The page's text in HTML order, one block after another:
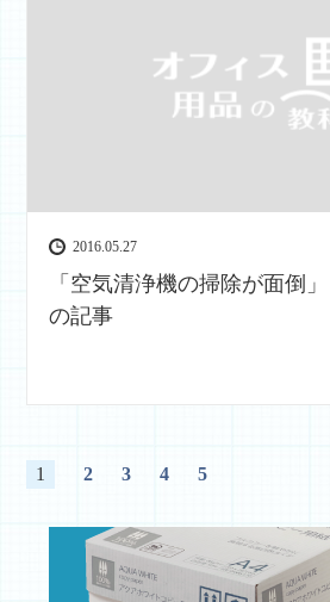
2016.05.27
「空気清浄機の掃除が面倒
の記事
1 2 3 4 5